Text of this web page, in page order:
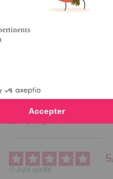
une expérience du
12/04/2020 parA.A.
5
Avis vérifié